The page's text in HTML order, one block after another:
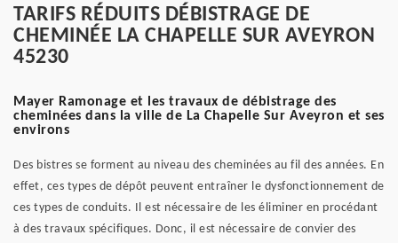
TARIFS RÉDUITS DÉBISTRAGE DE
CHEMINÉE LA CHAPELLE SUR AVEYRON
45230
Mayer Ramonage et les travaux de débistrage des
cheminées dans la ville de La Chapelle Sur Aveyron et ses
environs
Des bistres se forment au niveau des cheminées au fil des années. En
effet, ces types de dépôt peuvent entraîner le dysfonctionnement de
ces types de conduits. Il est nécessaire de les éliminer en procédant
à des travaux spécifiques. Donc, il est nécessaire de convier des